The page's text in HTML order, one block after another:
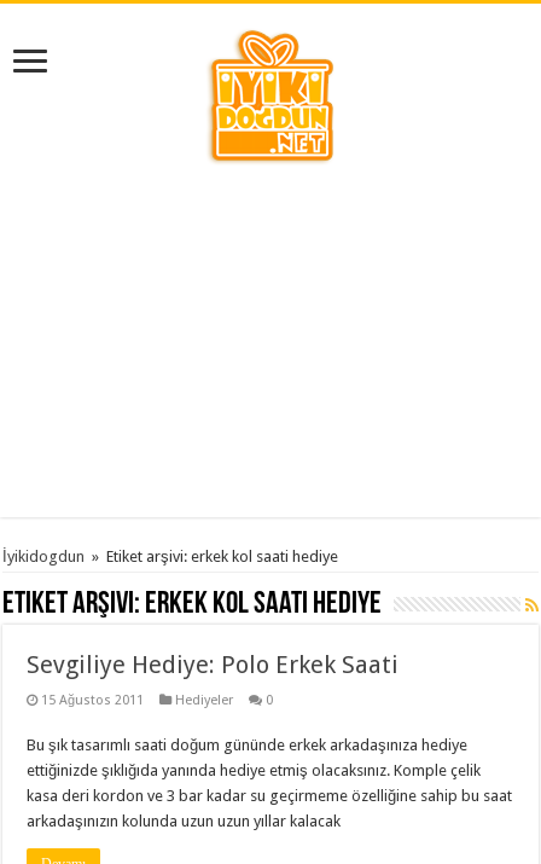
İyikidogdun » Etiket arşivi: erkek kol saati hediye
Etiket arşivi: erkek kol saati hediye
Sevgiliye Hediye: Polo Erkek Saati
15 Ağustos 2011 Hediyeler 0
Bu şık tasarımlı saati doğum gününde erkek arkadaşınıza hediye
ettiğinizde şıklığıda yanında hediye etmiş olacaksınız. Komple çelik
kasa deri kordon ve 3 bar kadar su geçirmeme özelliğine sahip bu saat
arkadaşınızın kolunda uzun uzun yıllar kalacak